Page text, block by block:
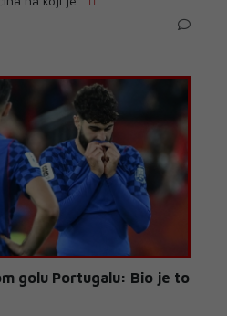
golu Portugalu: Bio je to